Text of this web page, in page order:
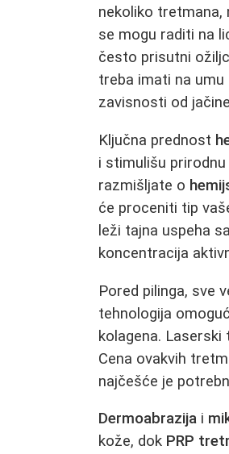
nekoliko tretmana,
se mogu raditi na
često prisutni
treba imati na umu
zavisnosti od
Ključna prednost
i stimulišu
razmišljate o
će proceniti tip
leži tajna uspeha sa
koncentracija
Pored pilinga, sve
tehnologija
kolagena.
Cena ovakvih
najčešće je
Dermoabrazija i
kože, dok PRP